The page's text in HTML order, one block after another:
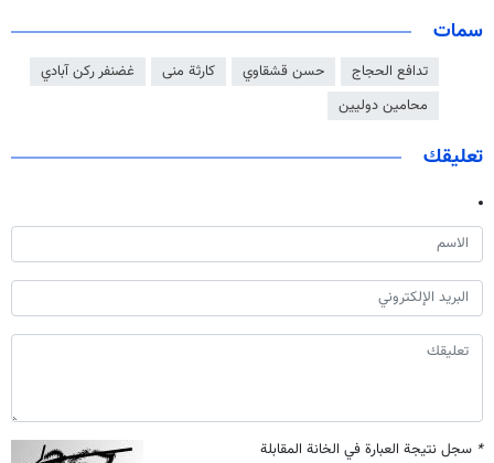
سمات
تدافع الحجاج حسن قشقاوي كارثة منى
غضنفر ركن آبادي
محامين دوليين
تعليقك
* سجل نتيجة العبارة في الخانة المقابلة